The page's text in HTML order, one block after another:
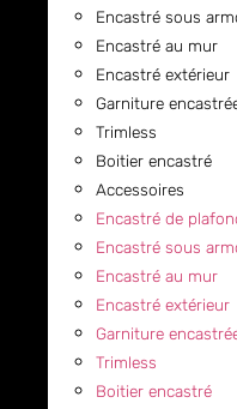
Encastré sous
Encastré au mur
Encastré extérieur
Garniture
Trimless
Boitier encastré
Accessoires
Encastré de
Encastré sous
Encastré au mur
Encastré extérieur
Garniture
Trimless
Boitier encastré